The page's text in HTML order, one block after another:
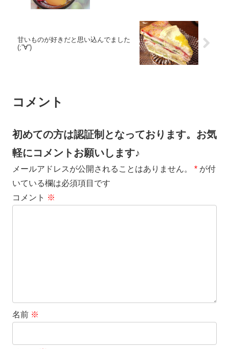
甘いものが好きだと思い込んでました
(;”∀”)
コメント
初めての方は認証制となっております。お気
軽にコメントお願いします♪
メールアドレスが公開されることはありません。 * が付
いている欄は必須項目です
コメント ※
名前 ※